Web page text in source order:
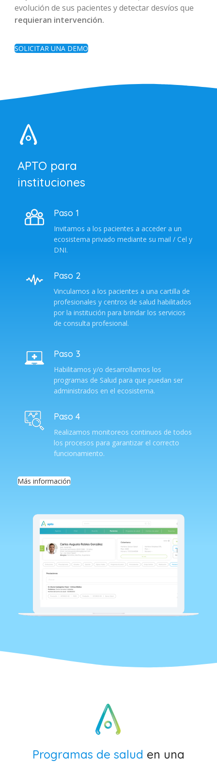
evolución de sus pacientes y detectar desvíos que
requieran intervención.
SOLICITAR UNA DEMO
APTO para
instituciones
Paso 1
Invitamos a los pacientes a acceder a un
ecosistema privado mediante su mail / Cel y
DNI.
Paso 2
Vinculamos a los pacientes a una cartilla de
profesionales y centros de salud habilitados
por la institución para brindar los servicios
de consulta profesional.
Paso 3
Habilitamos y/o desarrollamos los
programas de Salud para que puedan ser
administrados en el ecosistema.
Paso 4
Realizamos monitoreos continuos de todos
los procesos para garantizar el correcto
funcionamiento.
Más información
Programas de salud en una